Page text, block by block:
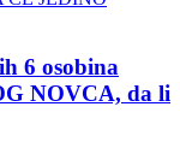
6 osobina
NOVCA, da li